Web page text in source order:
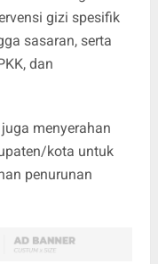
gizi spesifik
sasaran, serta
dan
menyerahan
kota untuk
penurunan